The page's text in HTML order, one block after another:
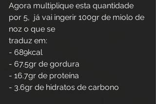
Agora multiplique esta quantidade
por 5,  já vai ingerir 100gr de miolo de
noz o que se
traduz em:
- 689kcal
- 67.5gr de gordura
- 16.7gr de proteína
- 3.6gr de hidratos de carbono